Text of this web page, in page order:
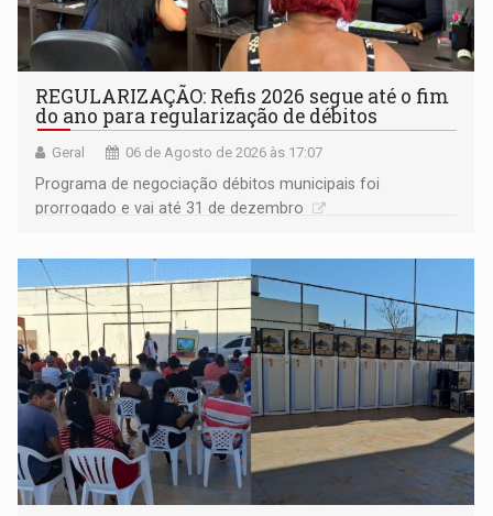
REGULARIZAÇÃO: Refis 2026 segue até o fim
do ano para regularização de débitos
Geral 06 de Agosto de 2026 às 17:07
Programa de negociação débitos municipais foi
prorrogado e vai até 31 de dezembro